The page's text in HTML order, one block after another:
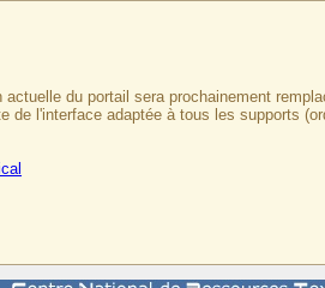
du portail sera prochainement
de l'interface adaptée à tous les supports